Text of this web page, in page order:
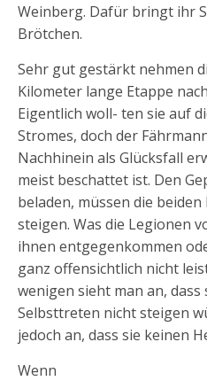
Weinberg. Dafür bringt ihr
Brötchen.
Sehr gut gestärkt nehmen
Kilometer lange Etappe
Eigentlich woll- ten sie auf
Stromes, doch der
Nachhinein als Glücksfall
meist beschattet ist. Den
beladen, müssen die
steigen. Was die Legionen
ihnen entgegenkommen
ganz offensichtlich nicht
wenigen sieht man an,
Selbsttreten nicht steigen
jedoch an, dass sie keinen
Wenn